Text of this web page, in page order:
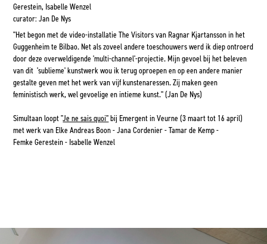
Gerestein, Isabelle Wenzel
curator: Jan De Nys
"Het begon met de video-installatie The Visitors van Ragnar Kjartansson in het
Guggenheim te Bilbao. Net als zoveel andere toeschouwers werd ik diep ontroerd
door deze overweldigende 'multi-channel'-projectie. Mijn gevoel bij het beleven
van dit 'sublieme' kunstwerk wou ik terug oproepen en op een andere manier
gestalte geven met het werk van vijf kunstenaressen. Zij maken geen
feministisch werk, wel gevoelige en intieme kunst." (Jan De Nys)
Simultaan loopt "Je ne sais quoi"bij Emergent in Veurne (3 maart tot 16 april)
met werk van Elke Andreas Boon - Jana Cordenier - Tamar de Kemp -
Femke Gerestein - Isabelle Wenzel